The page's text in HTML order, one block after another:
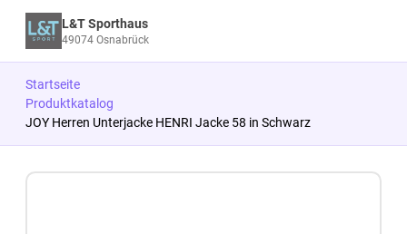
L&T Sporthaus
49074 Osnabrück
Startseite
Produktkatalog
JOY Herren Unterjacke HENRI Jacke 58 in Schwarz